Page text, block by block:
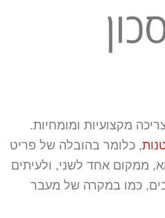
מקצועיות ומומחיות.
, כלומר בהובלה של פריט
ממקום אחד לשני, ולעיתים
כמו במקרה של מעבר